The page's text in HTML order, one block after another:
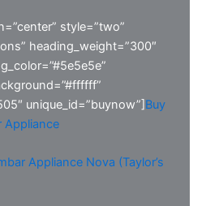
style=”two”
heading_weight=”300″
unique_id=”buynow”]Buy
Appliance
Appliance Nova (Taylor’s